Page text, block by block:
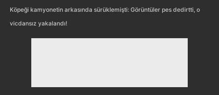
Köpeği kamyonetin arkasında sürüklemişti: Görüntüler pes dedirtti, o
vicdansız yakalandı!